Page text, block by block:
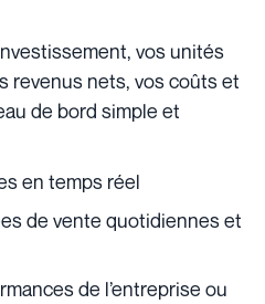
vos unités
revenus nets, vos coûts et
de bord simple et
en temps réel
de vente quotidiennes et
de l’entreprise ou